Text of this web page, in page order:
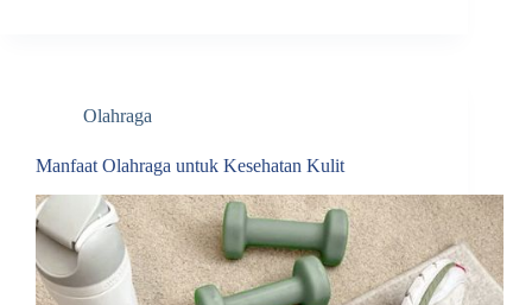
Olahraga
Manfaat Olahraga untuk Kesehatan Kulit